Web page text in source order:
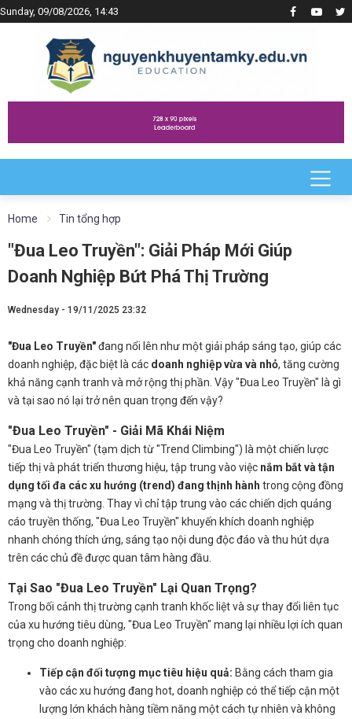
Sunday, 09/08/2026, 14:43
Home Tin tổng hợp
"Đua Leo Truyền": Giải Pháp Mới Giúp
Doanh Nghiệp Bứt Phá Thị Trường
Wednesday - 19/11/2025 23:32
"Đua Leo Truyền"đang nổi lên như một giải pháp sáng tạo, giúp các
doanh nghiệp, đặc biệt là các doanh nghiệp vừa và nhỏ, tăng cường
khả năng cạnh tranh và mở rộng thị phần. Vậy "Đua Leo Truyền" là gì
và tại sao nó lại trở nên quan trọng đến vậy?
"Đua Leo Truyền" - Giải Mã Khái Niệm
"Đua Leo Truyền" (tạm dịch từ "Trend Climbing") là một chiến lược
tiếp thị và phát triển thương hiệu, tập trung vào việc nắm bắt và tận
dụng tối đa các xu hướng (trend) đang thịnh hành trong cộng đồng
mạng và thị trường. Thay vì chỉ tập trung vào các chiến dịch quảng
cáo truyền thống, "Đua Leo Truyền" khuyến khích doanh nghiệp
nhanh chóng thích ứng, sáng tạo nội dung độc đáo và thu hút dựa
trên các chủ đề được quan tâm hàng đầu.
Tại Sao "Đua Leo Truyền" Lại Quan Trọng?
Trong bối cảnh thị trường cạnh tranh khốc liệt và sự thay đổi liên tục
của xu hướng tiêu dùng, "Đua Leo Truyền" mang lại nhiều lợi ích quan
trọng cho doanh nghiệp:
Tiếp cận đối tượng mục tiêu hiệu quả: Bằng cách tham gia
vào các xu hướng đang hot, doanh nghiệp có thể tiếp cận một
lượng lớn khách hàng tiềm năng một cách tự nhiên và không